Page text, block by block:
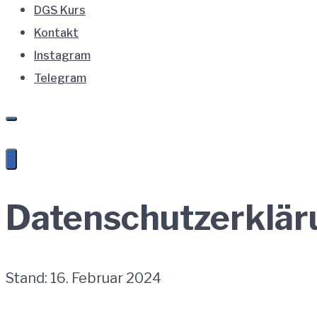
DGS Kurs
Kontakt
Instagram
Telegram
Stand: 16. Februar 2024